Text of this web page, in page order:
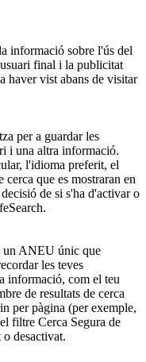
informació sobre l'ús del
final i la publicitat
haver vist abans de visitar
per a guardar les
i una altra informació.
l'idioma preferit, el
cerca que es mostraran en
de si s'ha d'activar o
un ANEU únic que
les teves
informació, com el teu
de resultats de cerca
per pàgina (per exemple,
filtre Cerca Segura de
desactivat.